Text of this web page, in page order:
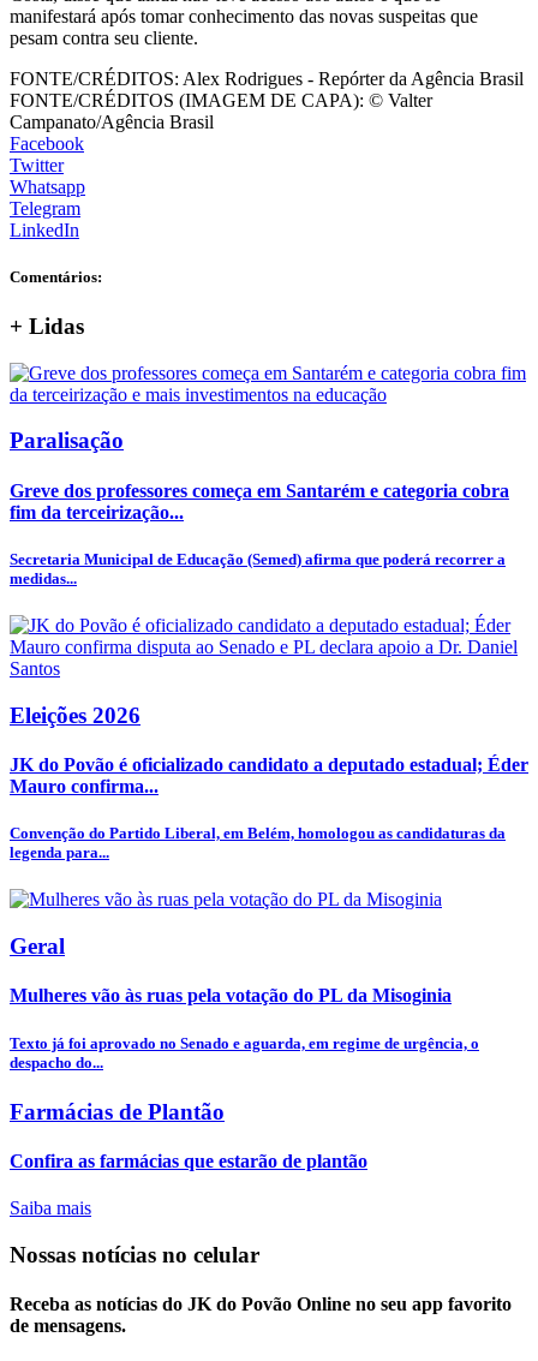
manifestará após tomar conhecimento das novas suspeitas que
pesam contra seu cliente.
FONTE/CRÉDITOS: Alex Rodrigues - Repórter da Agência Brasil
FONTE/CRÉDITOS (IMAGEM DE CAPA): © Valter
Campanato/Agência Brasil
Facebook
Twitter
Whatsapp
Telegram
LinkedIn
Comentários:
+ Lidas
Paralisação
Greve dos professores começa em Santarém e categoria cobra
fim da terceirização...
Secretaria Municipal de Educação (Semed) afirma que poderá recorrer a
medidas...
Eleições 2026
JK do Povão é oficializado candidato a deputado estadual; Éder
Mauro confirma...
Convenção do Partido Liberal, em Belém, homologou as candidaturas da
legenda para...
Geral
Mulheres vão às ruas pela votação do PL da Misoginia
Texto já foi aprovado no Senado e aguarda, em regime de urgência, o
despacho do...
Farmácias de Plantão
Confira as farmácias que estarão de plantão
Saiba mais
Nossas notícias no celular
Receba as notícias do JK do Povão Online no seu app favorito
de mensagens.